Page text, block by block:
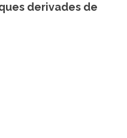
derivades de